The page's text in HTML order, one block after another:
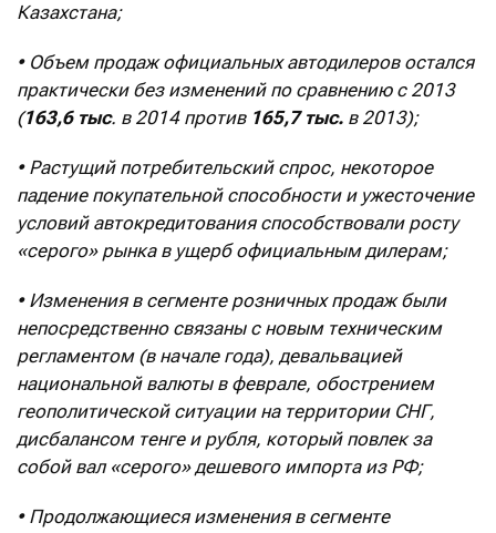
Казахстана;
• Объем продаж официальных автодилеров остался
практически без изменений по сравнению с 2013
(163,6 тыс. в 2014 против 165,7 тыс. в 2013);
• Растущий потребительский спрос, некоторое
падение покупательной способности и ужесточение
условий автокредитования способствовали росту
«серого» рынка в ущерб официальным дилерам;
• Изменения в сегменте розничных продаж были
непосредственно связаны с новым техническим
регламентом (в начале года), девальвацией
национальной валюты в феврале, обострением
геополитической ситуации на территории СНГ,
дисбалансом тенге и рубля, который повлек за
собой вал «серого» дешевого импорта из РФ;
• Продолжающиеся изменения в сегменте